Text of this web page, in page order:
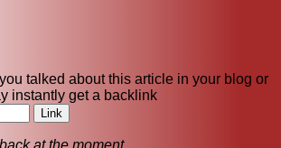
you talked about this article in your blog or
instantly get a backlink
at the moment.